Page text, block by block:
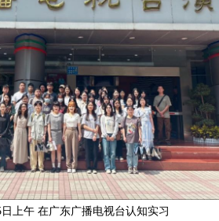
日上午 在广东广播电视台认知实习